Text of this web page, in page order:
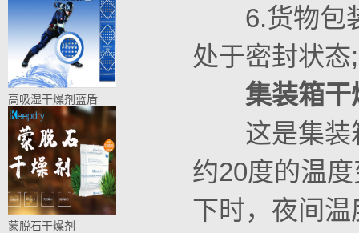
高吸湿干燥剂蓝盾
蒙脱石干燥剂
6.货物包装
处于密封状态;
集装箱干
这是集装箱
约20度的温
下时，夜间